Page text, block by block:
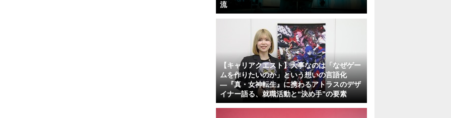
流
【キャリアクエスト】大事なのは「なぜゲー
ムを作りたいのか」という想いの言語化
―『真・女神転生』に携わるアトラスのデザ
イナー語る、就職活動と“決め手”の要素